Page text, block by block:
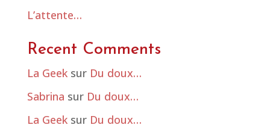
L’attente…
Recent Comments
La Geeksur Du doux…
Sabrina sur Du doux…
La Geeksur Du doux…